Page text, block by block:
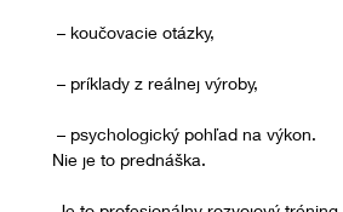
– koučovacie otázky,
– príklady z reálnej výroby,
– psychologický pohľad na výkon.
Nie je to prednáška.